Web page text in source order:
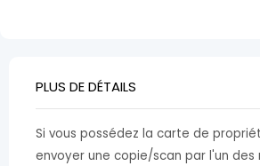
PLUS DE DÉTAILS
Si vous possédez la carte de
envoyer une copie/scan par l'un des